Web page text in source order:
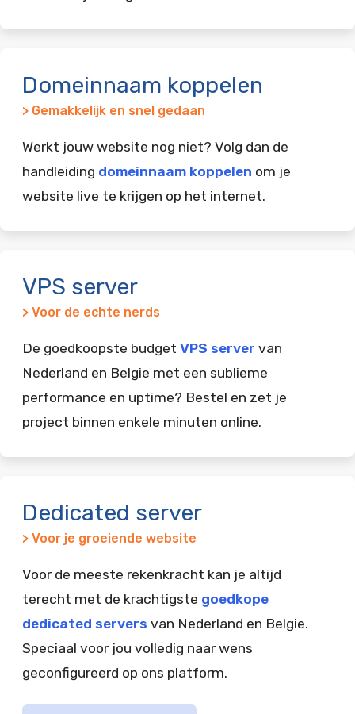
Domeinnaam koppelen
> Gemakkelijk en snel gedaan
Werkt jouw website nog niet? Volg dan de
handleiding domeinnaam koppelen om je
website live te krijgen op het internet.
VPS server
> Voor de echte nerds
De goedkoopste budget VPS server van
Nederland en Belgie met een sublieme
performance en uptime? Bestel en zet je
project binnen enkele minuten online.
Dedicated server
> Voor je groeiende website
Voor de meeste rekenkracht kan je altijd
terecht met de krachtigste goedkope
dedicated servers van Nederland en Belgie.
Speciaal voor jou volledig naar wens
geconfigureerd op ons platform.